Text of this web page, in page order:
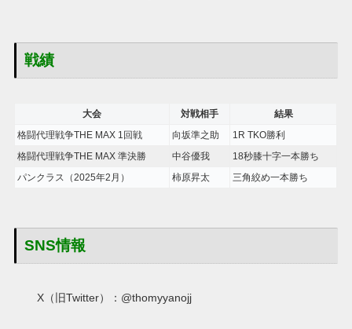
戦績
大会 対戦相手 結果
格闘代理戦争THE MAX 1回戦 向坂準之助 1R TKO勝利
格闘代理戦争THE MAX 準決勝 中谷優我 18秒膝十字一本勝ち
パンクラス（2025年2月） 柿原昇太 三角絞め一本勝ち
SNS情報
X（旧Twitter）：@thomyyanojj